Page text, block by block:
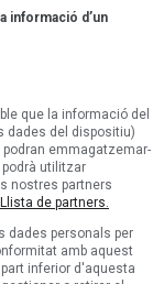
informació d’un
que la informació del
dades del dispositiu)
emmagatzemar-
podrà utilitzar
nostres partners
Llista de partners.
dades personals per
amb aquest
inferior d'aquesta